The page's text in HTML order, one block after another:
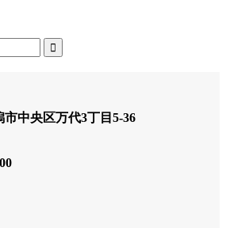
市中央区万代3丁目5-36